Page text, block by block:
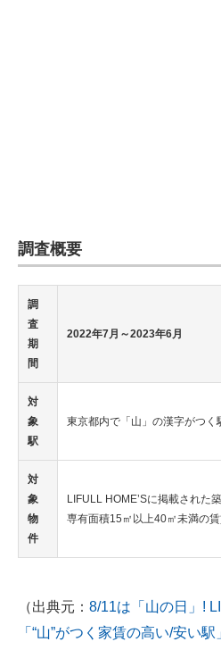
調査概要
調
査
期
間
2022年7月～2023年6月
対
象
駅
東京都内で「山」の漢字がつく
対
象
物
件
LIFULL HOME’Sに掲載された
専有面積15㎡以上40㎡未満の
（出典元： 8/11は「山の日」!
「“山”がつく家賃の高い/安い